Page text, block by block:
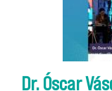
Dr. Óscar